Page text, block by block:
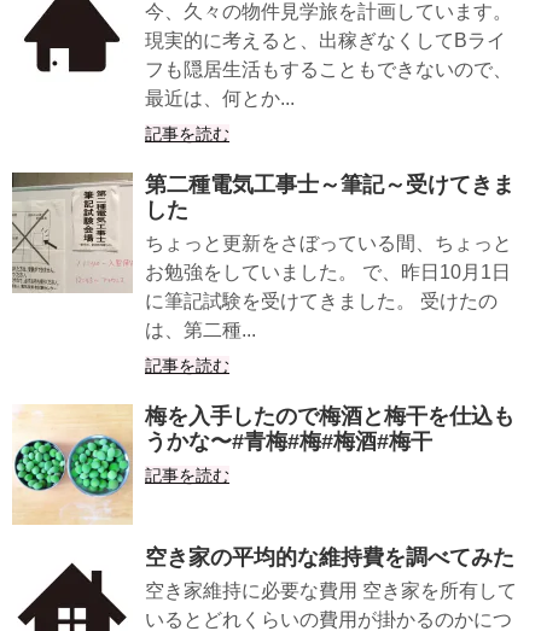
今、久々の物件見学旅を計画しています。
現実的に考えると、出稼ぎなくしてBライ
フも隠居生活もすることもできないので、
最近は、何とか...
記事を読む
第二種電気工事士～筆記～受けてきま
した
ちょっと更新をさぼっている間、ちょっと
お勉強をしていました。 で、昨日10月1日
に筆記試験を受けてきました。 受けたの
は、第二種...
記事を読む
梅を入手したので梅酒と梅干を仕込も
うかな〜#青梅#梅#梅酒#梅干
記事を読む
空き家の平均的な維持費を調べてみた
空き家維持に必要な費用 空き家を所有して
いるとどれくらいの費用が掛かるのかにつ